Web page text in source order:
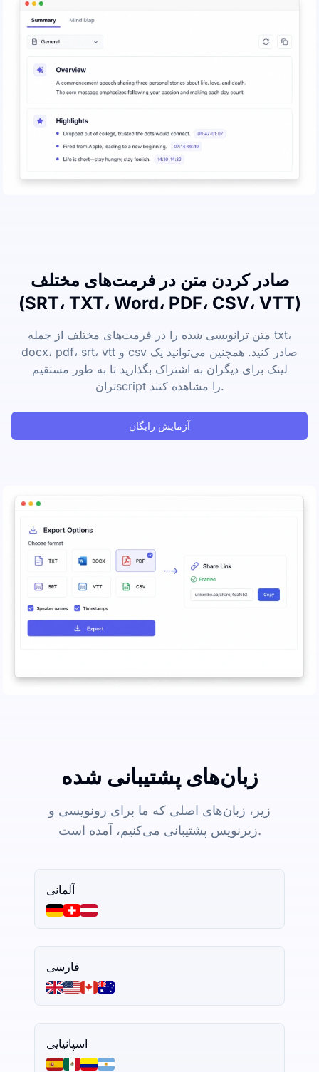
صادر کردن متن در فرمت‌های مختلف
(SRT، TXT، Word، PDF، CSV، VTT)
متن ترانویسی شده را در فرمت‌های مختلف از جمله txt،
docx، pdf، srt، vtt و csv صادر کنید. همچنین می‌توانید یک
لینک برای دیگران به اشتراک بگذارید تا به طور مستقیم
ترانscript را مشاهده کنند.
آزمایش رایگان
زبان‌های پشتیبانی شده
زیر، زبان‌های اصلی که ما برای رونویسی و
زیرنویس پشتیبانی می‌کنیم، آمده است.
آلمانی
فارسی
اسپانیایی